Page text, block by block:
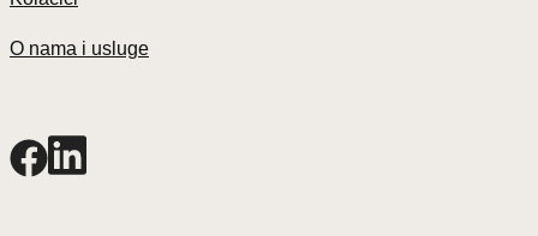
O nama i usluge